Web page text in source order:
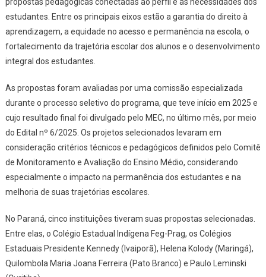
estudantes. Entre os principais eixos estão a garantia do direito à
aprendizagem, a equidade no acesso e permanência na escola, o
fortalecimento da trajetória escolar dos alunos e o desenvolvimento
integral dos estudantes.
As propostas foram avaliadas por uma comissão especializada
durante o processo seletivo do programa, que teve início em 2025 e
cujo resultado final foi divulgado pelo MEC, no último mês, por meio
do Edital nº 6/2025. Os projetos selecionados levaram em
consideração critérios técnicos e pedagógicos definidos pelo Comitê
de Monitoramento e Avaliação do Ensino Médio, considerando
especialmente o impacto na permanência dos estudantes e na
melhoria de suas trajetórias escolares.
No Paraná, cinco instituições tiveram suas propostas selecionadas.
Entre elas, o Colégio Estadual Indígena Feg-Prag, os Colégios
Estaduais Presidente Kennedy (Ivaiporã), Helena Kolody (Maringá),
Quilombola Maria Joana Ferreira (Pato Branco) e Paulo Leminski